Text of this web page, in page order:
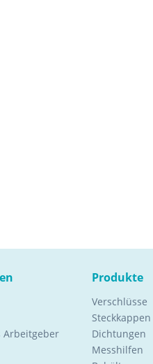
Arbeitgeber
Produkte
Verschlüsse
Steckkappen
Dichtungen
Messhilfen